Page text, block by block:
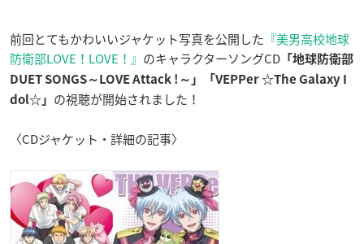
前回とてもかわいいジャケット写真を公開した 『美男高校地球
防衛部LOVE！LOVE！』 のキャラクターソングCD 「地球防衛部
DUET SONGS～LOVE Attack !～」「VEPPer ☆The Galaxy I
dol☆」 の視聴が開始されました！
〈CDジャケット・詳細の記事〉